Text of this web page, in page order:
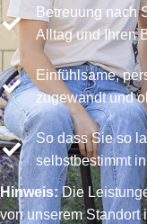
Betreuung nach
Alltag und Ihren
Einfühlsame,
zugewandt und
So dass Sie so
selbstbestimmt
Hinweis:Die
von unserem Standort